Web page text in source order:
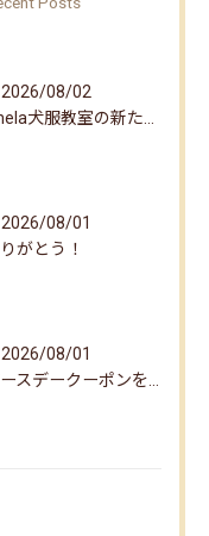
2026/08/02
2026/08/01
がとう！
2026/08/01